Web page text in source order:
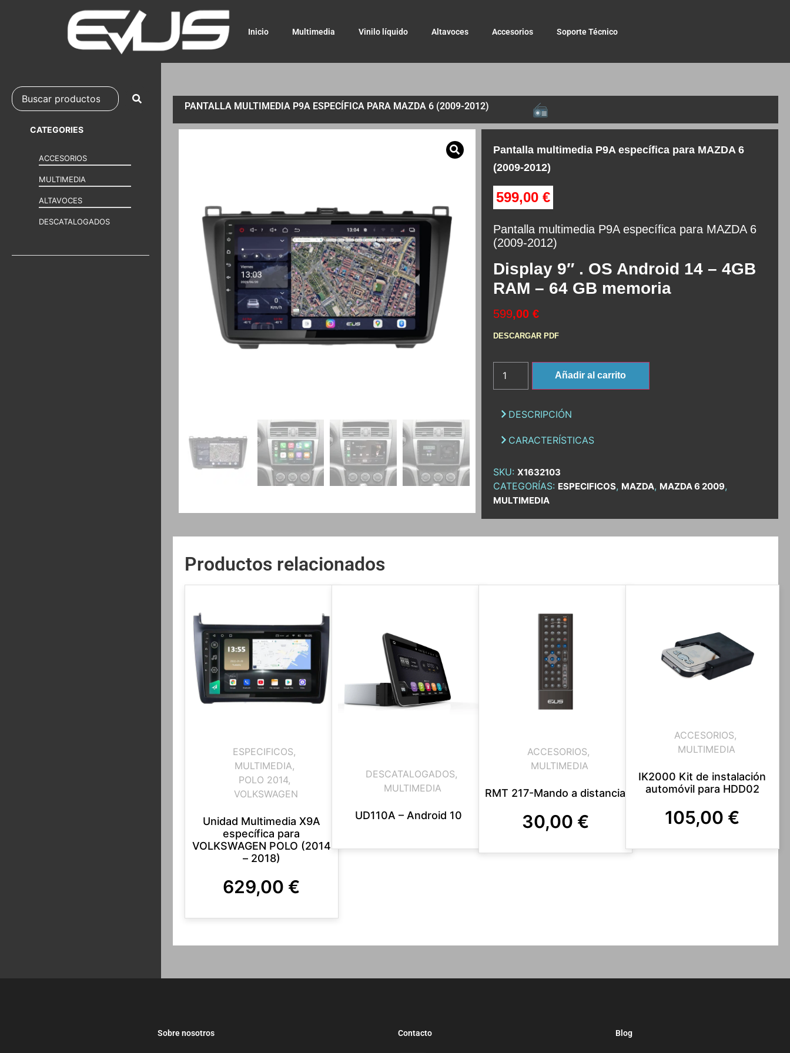
Inicio Multimedia Vinilo líquido Altavoces Accesorios Soporte Técnico
CATEGORIES
ACCESORIOS
MULTIMEDIA
ALTAVOCES
DESCATALOGADOS
PANTALLA MULTIMEDIA P9A ESPECÍFICA PARA MAZDA 6 (2009-2012)
Pantalla multimedia P9A específica para MAZDA 6
(2009-2012)
599,00 €
Pantalla multimedia P9A específica para MAZDA 6
(2009-2012)
Display 9″ . OS Android 14 – 4GB
RAM – 64 GB memoria
599,00 €
DESCARGAR PDF
Añadir al carrito
DESCRIPCIÓN
CARACTERÍSTICAS
SKU: X1632103
CATEGORÍAS: ESPECIFICOS, MAZDA, MAZDA 6 2009,
MULTIMEDIA
Productos relacionados
ESPECIFICOS,
MULTIMEDIA,
POLO 2014,
VOLKSWAGEN
Unidad Multimedia X9A
específica para
VOLKSWAGEN POLO (2014
– 2018)
629,00 €
DESCATALOGADOS,
MULTIMEDIA
UD110A – Android 10
ACCESORIOS,
MULTIMEDIA
RMT 217-Mando a distancia
30,00 €
ACCESORIOS,
MULTIMEDIA
IK2000 Kit de instalación
automóvil para HDD02
105,00 €
Sobre nosotros Contacto Blog